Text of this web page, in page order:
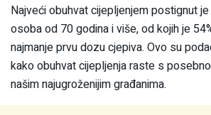
Najveći obuhvat cijepljenjem postignut
osoba od 70 godina i više, od kojih je
najmanje prvu dozu cjepiva. Ovo su
kako obuhvat cijepljenja raste s
našim najugroženijim građanima.